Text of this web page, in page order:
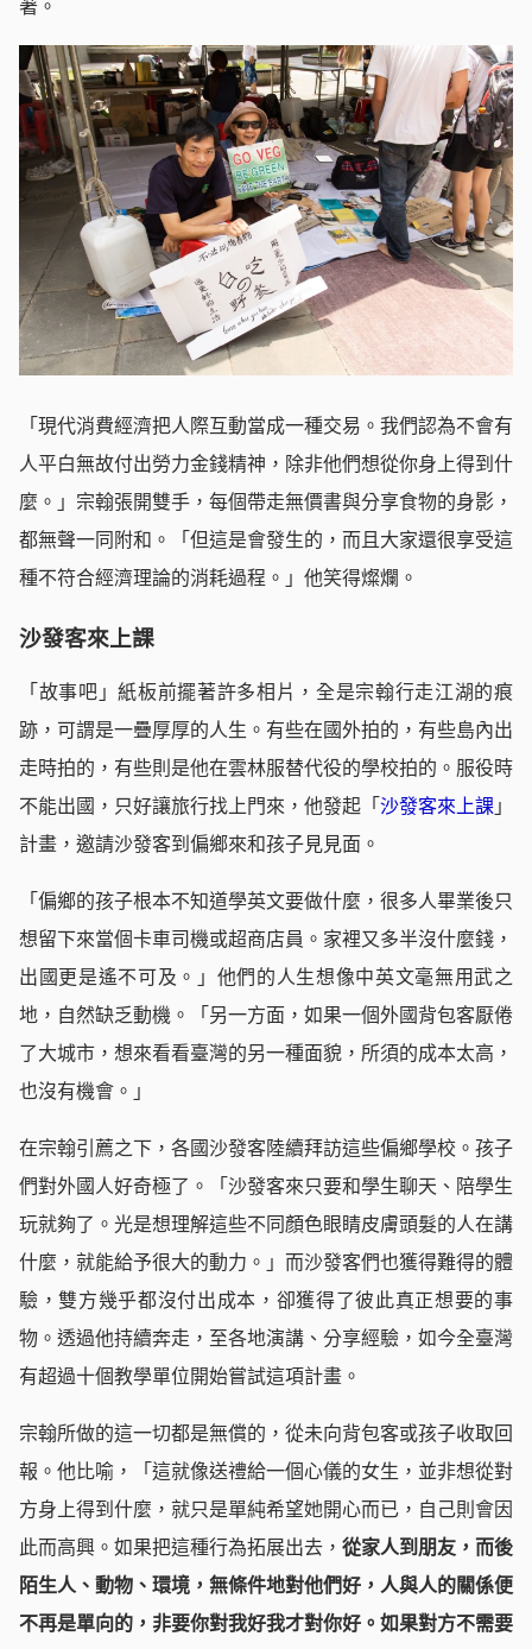
著。
「現代消費經濟把人際互動當成一種交易。我們認為不會有
人平白無故付出勞力金錢精神，除非他們想從你身上得到什
麼。」宗翰張開雙手，每個帶走無價書與分享食物的身影，
都無聲一同附和。「但這是會發生的，而且大家還很享受這
種不符合經濟理論的消耗過程。」他笑得燦爛。
沙發客來上課
「故事吧」紙板前擺著許多相片，全是宗翰行走江湖的痕
跡，可謂是一疊厚厚的人生。有些在國外拍的，有些島內出
走時拍的，有些則是他在雲林服替代役的學校拍的。服役時
不能出國，只好讓旅行找上門來，他發起「 沙發客來上課 」
計畫，邀請沙發客到偏鄉來和孩子見見面。
「偏鄉的孩子根本不知道學英文要做什麼，很多人畢業後只
想留下來當個卡車司機或超商店員。家裡又多半沒什麼錢，
出國更是遙不可及。」他們的人生想像中英文毫無用武之
地，自然缺乏動機。「另一方面，如果一個外國背包客厭倦
了大城市，想來看看臺灣的另一種面貌，所須的成本太高，
也沒有機會。」
在宗翰引薦之下，各國沙發客陸續拜訪這些偏鄉學校。孩子
們對外國人好奇極了。「沙發客來只要和學生聊天、陪學生
玩就夠了。光是想理解這些不同顏色眼睛皮膚頭髮的人在講
什麼，就能給予很大的動力。」而沙發客們也獲得難得的體
驗，雙方幾乎都沒付出成本，卻獲得了彼此真正想要的事
物。透過他持續奔走，至各地演講、分享經驗，如今全臺灣
有超過十個教學單位開始嘗試這項計畫。
宗翰所做的這一切都是無償的，從未向背包客或孩子收取回
報。他比喻，「這就像送禮給一個心儀的女生，並非想從對
方身上得到什麼，就只是單純希望她開心而已，自己則會因
此而高興。如果把這種行為拓展出去， 從家人到朋友，而後
陌生人、動物、環境，無條件地對他們好，人與人的關係便
不再是單向的，非要你對我好我才對你好。如果對方不需要